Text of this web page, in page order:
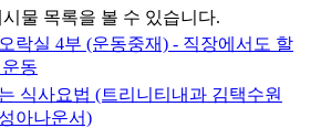
이지 엄연히 하는 역할이 있습니다.
상대적인 개념이라고 보시면 되고요.
대해 알아보면서 좋은 콜레스테롤
습니다 함께 할게요!
물 목록을 볼 수 있습니다.
락실 4부 (운동중재) - 직장에서도 할
동
식사요법 (트리니티내과 김택수원
아나운서)